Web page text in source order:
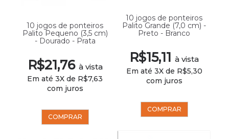
10 jogos de ponteiros
Palito Grande (7,0 cm) -
Preto - Branco
R$15,11 à vista
Em até 3X de R$5,30
com juros
COMPRAR
10 jogos de ponteiros
Palito Pequeno (3,5 cm)
- Dourado - Prata
R$21,76 à vista
Em até 3X de R$7,63
com juros
COMPRAR